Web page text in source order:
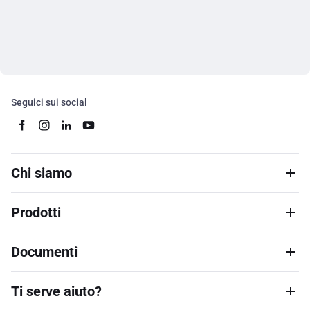
Seguici sui social
Chi siamo
Prodotti
Documenti
Ti serve aiuto?